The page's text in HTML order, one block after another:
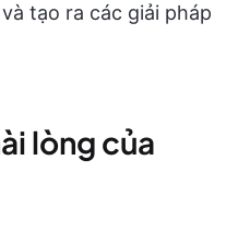
tạo ra các giải pháp
lòng của